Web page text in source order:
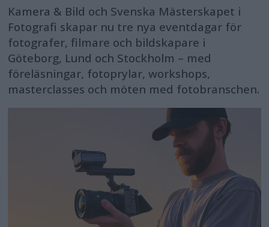
Kamera & Bild och Svenska Mästerskapet i
Fotografi skapar nu tre nya eventdagar för
fotografer, filmare och bildskapare i
Göteborg, Lund och Stockholm – med
föreläsningar, fotoprylar, workshops,
masterclasses och möten med fotobranschen.